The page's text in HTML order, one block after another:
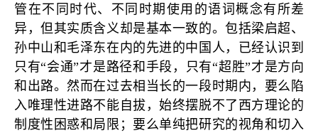
管在不同时代、不同时期使用的语词概念有所差
异，但其实质含义却是基本一致的。包括梁启超、
孙中山和毛泽东在内的先进的中国人，已经认识到
只有“会通”才是路径和手段，只有“超胜”才是方向
和出路。然而在过去相当长的一段时期内，要么陷
入唯理性进路不能自拔，始终摆脱不了西方理论的
制度性困惑和局限；要么单纯把研究的视角和切入